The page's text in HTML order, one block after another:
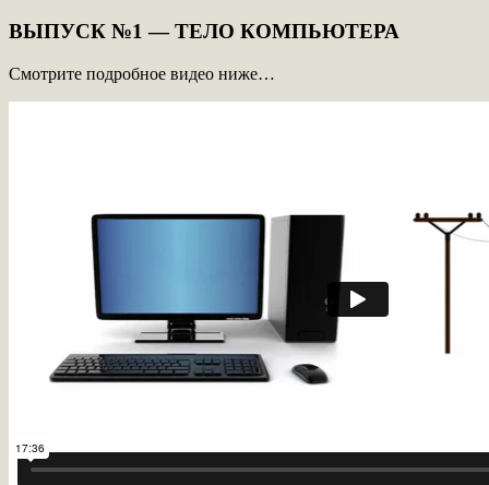
ВЫПУСК №1 — ТЕЛО КОМПЬЮТЕРА
Смотрите подробное видео ниже…